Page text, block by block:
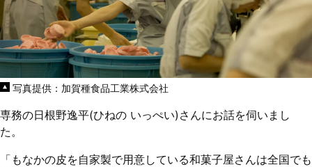
写真提供：加賀種食品工業株式会社
専務の日根野逸平(ひねの いっぺい)さんにお話を伺いまし
た。
「もなかの皮を自家製で用意している和菓子屋さんは全国でも